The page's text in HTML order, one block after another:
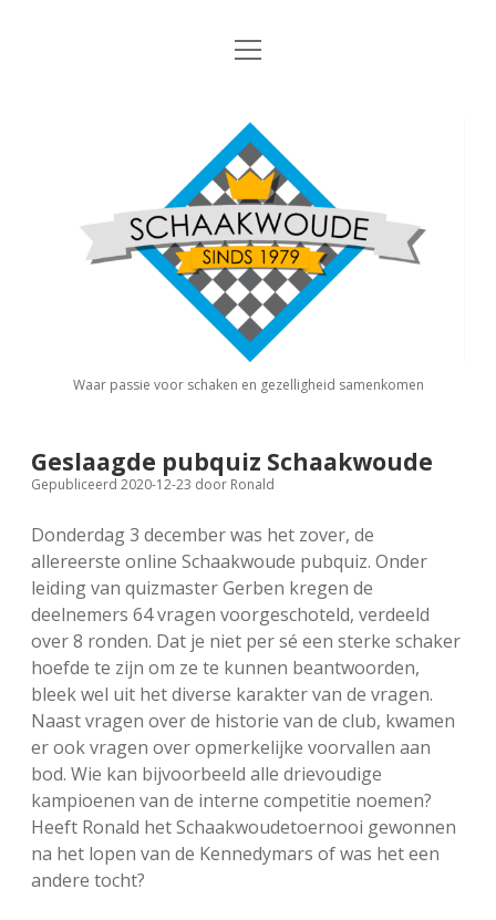
Nieuws
Algemene Informatie
Privacy Statement
Interne Competitie
dropdown
menu
Competitiereglement
Externe Competitie open
KNSB: Schaakwoude I
KNSB: Schaakwoude II
FSB: Schaakwoude I
FSB: Schaakwoude II
FSB: Schaakwoude III
Jeugdschaken
Eregalerij
Agenda
Koppelingen
Sponsoren
facebookinstagram
open
Schaakvereniging
Schaakwoude
Waar passie voor schaken en gezelligheid samenkomen
Geslaagde pubquiz Schaakwoude
Gepubliceerd 2020-12-23 door Ronald
Donderdag 3 december was het zover, de
allereerste online Schaakwoude pubquiz. Onder
leiding van quizmaster Gerben kregen de
deelnemers 64 vragen voorgeschoteld, verdeeld
over 8 ronden. Dat je niet per sé een sterke schaker
hoefde te zijn om ze te kunnen beantwoorden,
bleek wel uit het diverse karakter van de vragen.
Naast vragen over de historie van de club, kwamen
er ook vragen over opmerkelijke voorvallen aan
bod. Wie kan bijvoorbeeld alle drievoudige
kampioenen van de interne competitie noemen?
Heeft Ronald het Schaakwoudetoernooi gewonnen
na het lopen van de Kennedymars of was het een
andere tocht?